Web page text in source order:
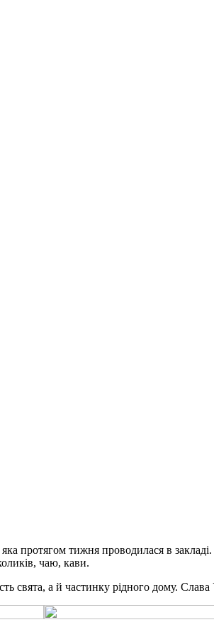
протягом тижня проводилася в закладі.
чаю, кави.
свята, а й частинку рідного дому. Слава